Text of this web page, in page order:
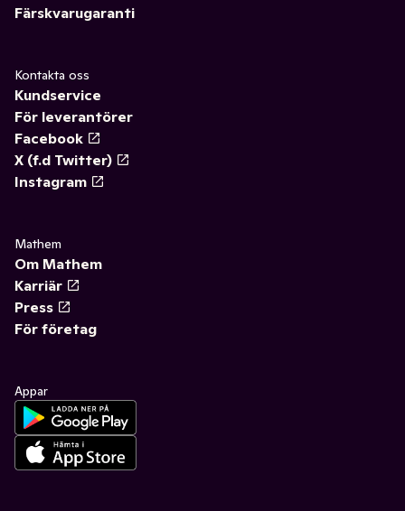
Färskvarugaranti
Kontakta oss
Kundservice
För leverantörer
Facebook
X (f.d Twitter)
Instagram
Mathem
Om Mathem
Karriär
Press
För företag
Appar